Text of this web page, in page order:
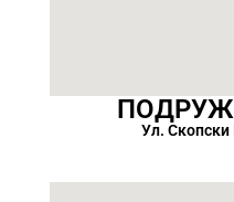
Ул. Скопски